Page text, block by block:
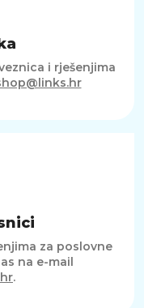
i rješenjima
za poslovne
na e-mail
.